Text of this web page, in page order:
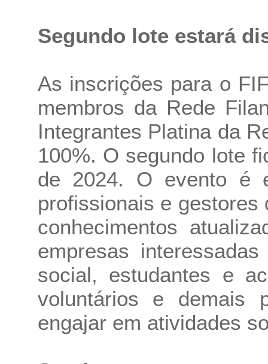
Segundo lote estará
As inscrições para o
membros da Rede
Integrantes Platina da
100%. O segundo lote
de 2024. O evento é
profissionais e gestores
conhecimentos
empresas
social, estudantes e
voluntários e demais
engajar em atividades